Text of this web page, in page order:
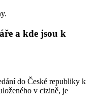
a kde jsou k
do České republiky k
v cizině, je